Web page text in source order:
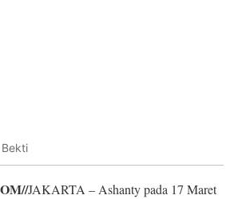
JAKARTA – Ashanty pada 17 Maret